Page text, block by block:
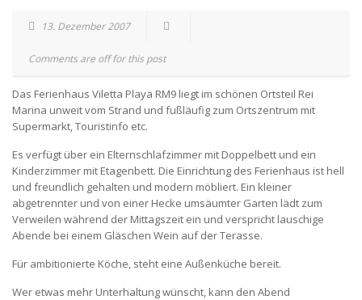
13. Dezember 2007
Comments are off for this post
Das Ferienhaus Viletta Playa RM9 liegt im schönen Ortsteil Rei
Marina unweit vom Strand und fußläufig zum Ortszentrum mit
Supermarkt, Touristinfo etc.
Es verfügt über ein Elternschlafzimmer mit Doppelbett und ein
Kinderzimmer mit Etagenbett. Die Einrichtung des Ferienhaus ist hell
und freundlich gehalten und modern möbliert. Ein kleiner
abgetrennter und von einer Hecke umsäumter Garten lädt zum
Verweilen während der Mittagszeit ein und verspricht lauschige
Abende bei einem Gläschen Wein auf der Terasse.
Für ambitionierte Köche, steht eine Außenküche bereit.
Wer etwas mehr Unterhaltung wünscht, kann den Abend